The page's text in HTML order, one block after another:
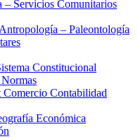
– Servicios Comunitarios
– Paleontología
Constitucional
Contabilidad
Económica